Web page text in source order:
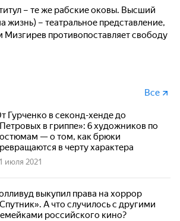
– те же рабские оковы. Высший
жизнь) – театральное представление,
противопоставляет свободу
Все
Гурченко в секонд-хенде до
в гриппе»: 6 художников по
— о том, как брюки
в черту характера
июля 2021
выкупил права на хоррор
А что случилось с другими
российского кино?